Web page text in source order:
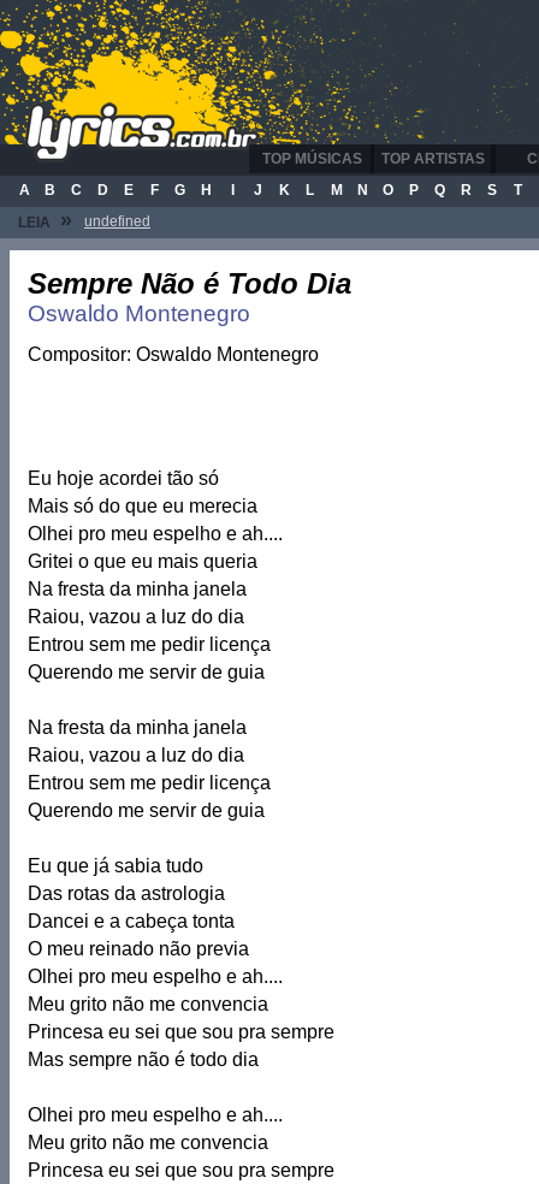
TOP ARTISTAS
TOP MÚSICAS
A
B C D E F G H J K L M N O P Q R S T
LEIA
» undefined
Sempre Não é Todo Dia
Oswaldo Montenegro
Compositor: Oswaldo Montenegro
Eu hoje acordei tão só
Mais só do que eu merecia
Olhei pro meu espelho e ah....
Gritei o que eu mais queria
Na fresta da minha janela
Raiou, vazou a luz do dia
Entrou sem me pedir licença
Querendo me servir de guia
Na fresta da minha janela
Raiou, vazou a luz do dia
Entrou sem me pedir licença
Querendo me servir de guia
Eu que já sabia tudo
Das rotas da astrologia
Dancei e a cabeça tonta
O meu reinado não previa
Olhei pro meu espelho e ah....
Meu grito não me convencia
Princesa eu sei que sou pra sempre
Mas sempre não é todo dia
Olhei pro meu espelho e ah....
Meu grito não me convencia
Princesa eu sei que sou pra sempre